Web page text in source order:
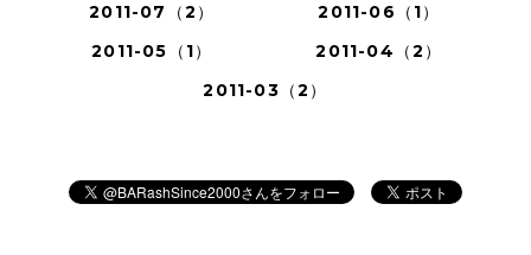
2011-07（2）
2011-06（1）
2011-05（1）
2011-04（2）
2011-03（2）